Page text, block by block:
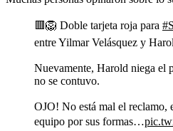
🟥🦁 Doble tarjeta roja para
entre Yilmar Velásquez y
Nuevamente, Harold niega el
no se contuvo.
OJO! No está mal el reclamo,
equipo por sus formas…